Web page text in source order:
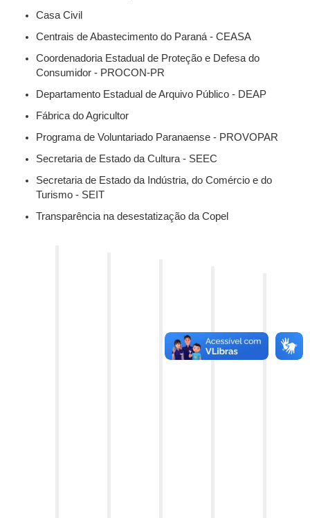
Casa Civil
Centrais de Abastecimento do Paraná - CEASA
Coordenadoria Estadual de Proteção e Defesa do
Consumidor - PROCON-PR
Departamento Estadual de Arquivo Público - DEAP
Fábrica do Agricultor
Programa de Voluntariado Paranaense - PROVOPAR
Secretaria de Estado da Cultura - SEEC
Secretaria de Estado da Indústria, do Comércio e do
Turismo - SEIT
Transparência na desestatização da Copel